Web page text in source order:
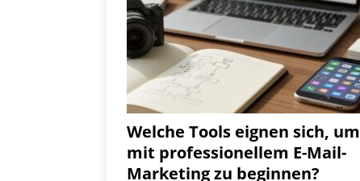
Welche Tools eignen sich, um
mit professionellem E-Mail-
Marketing zu beginnen?